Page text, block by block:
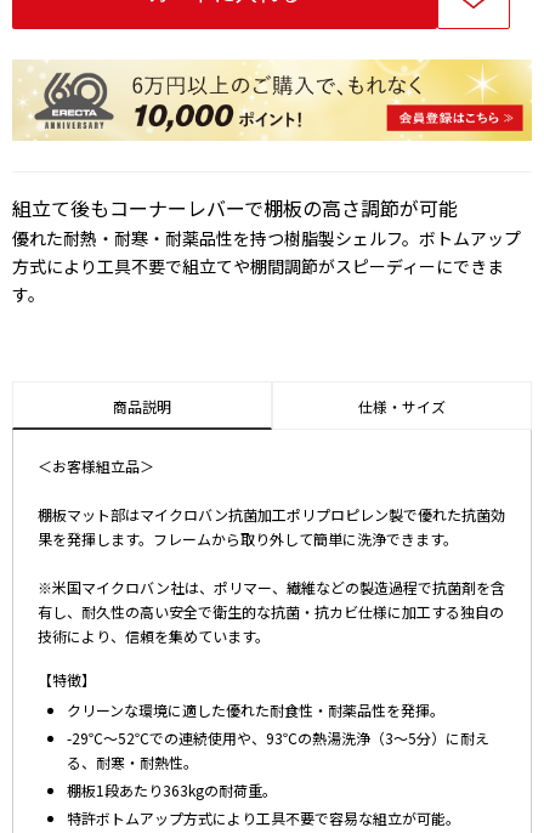
組立て後もコーナーレバーで棚板の高さ調節が可能
優れた耐熱・耐寒・耐薬品性を持つ樹脂製シェルフ。ボトムアップ
方式により工具不要で組立てや棚間調節がスピーディーにできま
す。
商品説明 仕様・サイズ
＜お客様組立品＞
棚板マット部はマイクロバン抗菌加工ポリプロピレン製で優れた抗菌効
果を発揮します。フレームから取り外して簡単に洗浄できます。
※米国マイクロバン社は、ポリマー、繊維などの製造過程で抗菌剤を含
有し、耐久性の高い安全で衛生的な抗菌・抗カビ仕様に加工する独自の
技術により、信頼を集めています。
【特徴】
クリーンな環境に適した優れた耐食性・耐薬品性を発揮。
-29℃～52℃での連続使用や、93℃の熱湯洗浄（3～5分）に耐え
る、耐寒・耐熱性。
棚板1段あたり363kgの耐荷重。
特許ボトムアップ方式により工具不要で容易な組立が可能。